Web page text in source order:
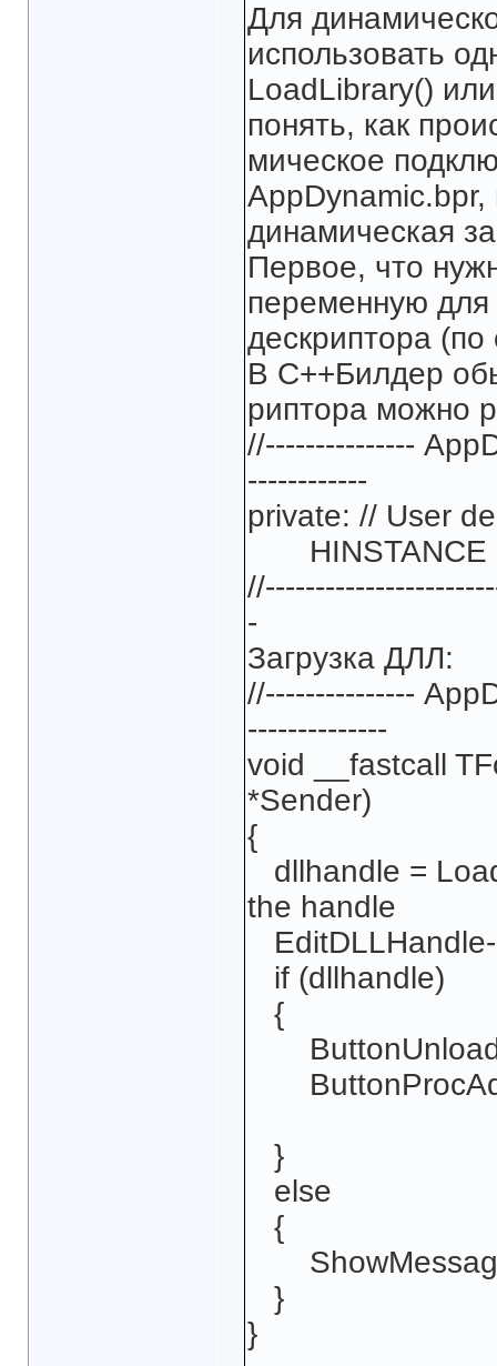
Для
использовать
LoadLibrary()
понять, как
мическое
AppDynamic.bpr,
динамическая
Первое, что
переменную для
дескриптора
В С++Билдер
риптора можно
//---------------
------------
private: // User
HINSTANCE
-
Загрузка ДЛЛ:
//---------------
--------------
void __fastcall
*Sender)
{
dllhandle =
the handle
if (dllhandle)
{
}
else
{
}
}